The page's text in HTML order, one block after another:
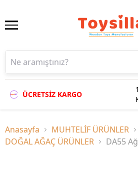
ÜCRETSİZ KARGO
Anasayfa
MUHTELİF ÜRÜNLER
DOĞAL AĞAÇ ÜRÜNLER
DA55